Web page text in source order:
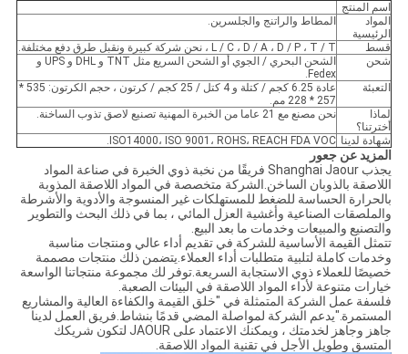
اسم المنتج
المواد
الرئيسية
المطاط والراتنج والجلسرين.
قسط
L / C ، D / A ، D / P ، T / T ، نحن شركة كبيرة ونقبل طرق دفع مختلفة.
شحن
الشحن البحري / الجوي أو الشحن السريع مثل TNT و DHL و UPS و
Fedex.
التعبئة
عادة 6.25 كجم / كتلة و 4 كتل / 25 كجم / كرتون ، حجم الكرتون: 535 *
257 * 228 مم.
لماذا
أخترتنا؟
نحن مصنع مع 21 عاما من الخبرة المهنية تصنيع لاصق تذوب الساخنة.
شهادة لدينا ISO14000، ISO 9001، ROHS، REACH FDA VOC.
المزيد عن جعور
يجذب Shanghai Jaour فريقًا من نخبة ذوي الخبرة في صناعة المواد
اللاصقة بالذوبان الساخن.الشركة متخصصة في المواد اللاصقة المذوبة
بالحرارة الحساسة للضغط للمستهلكات غير المنسوجة والأدوية والأشرطة
والملصقات الصناعية وأغشية العزل المائي ، بما في ذلك البحث والتطوير
والتصنيع والمبيعات وخدمات ما بعد البيع.
تتمثل القيمة الأساسية للشركة في تقديم أداء عالي ومنتجات مناسبة
وخدمات كاملة لتلبية متطلبات أداء العملاء.يتضمن ذلك منتجات مصممة
خصيصًا للعملاء ذوي الاستجابة السريعة.توفر لك مجموعة منتجاتنا الواسعة
خيارات متنوعة لأداء المواد اللاصقة في البيئات الصعبة.
فلسفة عمل الشركة المتمثلة في "خلق القيمة والكفاءة العالية والمشاريع
المستمرة."يدعم الشركة لمواصلة المضي قدمًا بنشاط.فريق العمل لدينا
جاهز وجاهز لخدمتك ، ويمكنك الاعتماد على JAOUR لتكون شريكك
المتسق وطويل الأجل في تقنية المواد اللاصقة.